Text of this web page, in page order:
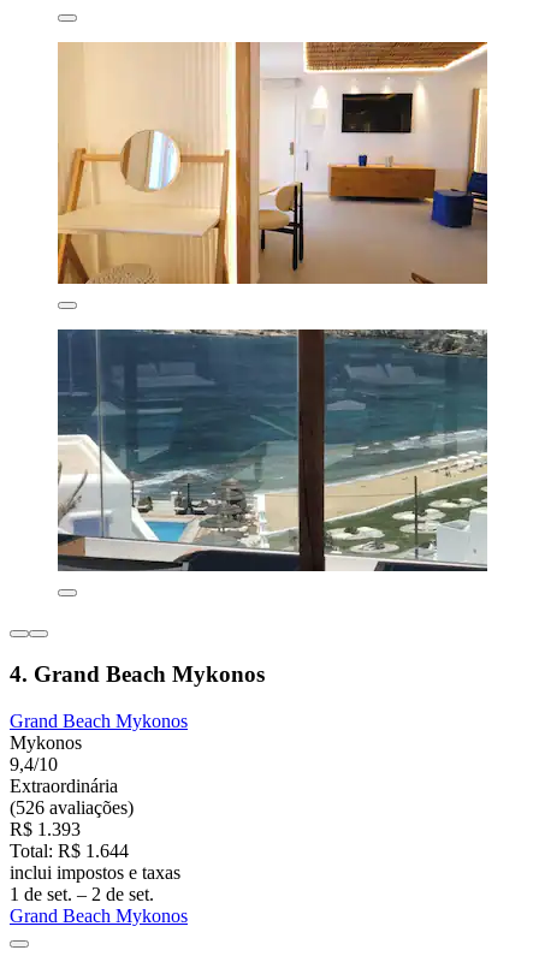
4. Grand Beach Mykonos
Grand Beach Mykonos
Mykonos
9,4/10
Extraordinária
(526 avaliações)
R$ 1.393
Total: R$ 1.644
inclui impostos e taxas
1 de set. – 2 de set.
Grand Beach Mykonos